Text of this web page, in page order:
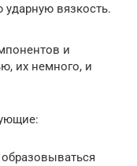
вязкость.
и
их немного, и